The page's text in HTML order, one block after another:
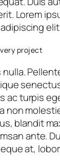
Lorem
project
ac turpis
non
blandit
ante.
at,